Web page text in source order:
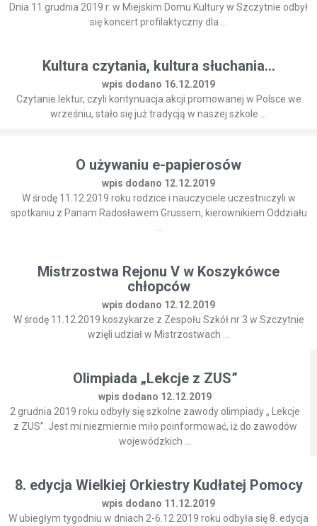
Dnia 11 grudnia 2019 r. w Miejskim Domu Kultury w Szczytnie odbył
się koncert profilaktyczny dla ...
Kultura czytania, kultura słuchania...
wpis dodano 16.12.2019
Czytanie lektur, czyli kontynuacja akcji promowanej w Polsce we
wrześniu, stało się już tradycją w naszej szkole ...
O używaniu e-papierosów
wpis dodano 12.12.2019
W środę 11.12.2019 roku rodzice i nauczyciele uczestniczyli w
spotkaniu z Panam Radosławem Grussem, kierownikiem Oddziału
Mistrzostwa Rejonu V w Koszykówce
chłopców
wpis dodano 12.12.2019
W środę 11.12.2019 koszykarze z Zespołu Szkół nr 3 w Szczytnie
wzięli udział w Mistrzostwach ...
Olimpiada „Lekcje z ZUS”
wpis dodano 12.12.2019
2 grudnia 2019 roku odbyły się szkolne zawody olimpiady „ Lekcje
z ZUS”. Jest mi niezmiernie miło poinformować, iż do zawodów
wojewódzkich ...
8. edycja Wielkiej Orkiestry Kudłatej Pomocy
wpis dodano 11.12.2019
W ubiegłym tygodniu w dniach 2-6.12.2019 roku odbyła się 8. edycja